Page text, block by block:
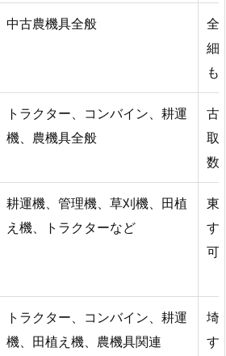
中古農機具全般
全
細
も
トラクター、コンバイン、耕運
機、農機具全般
古
取
数
耕運機、管理機、草刈機、田植
え機、トラクターなど
東
す
可
トラクター、コンバイン、耕運
機、田植え機、農機具関連
埼
す